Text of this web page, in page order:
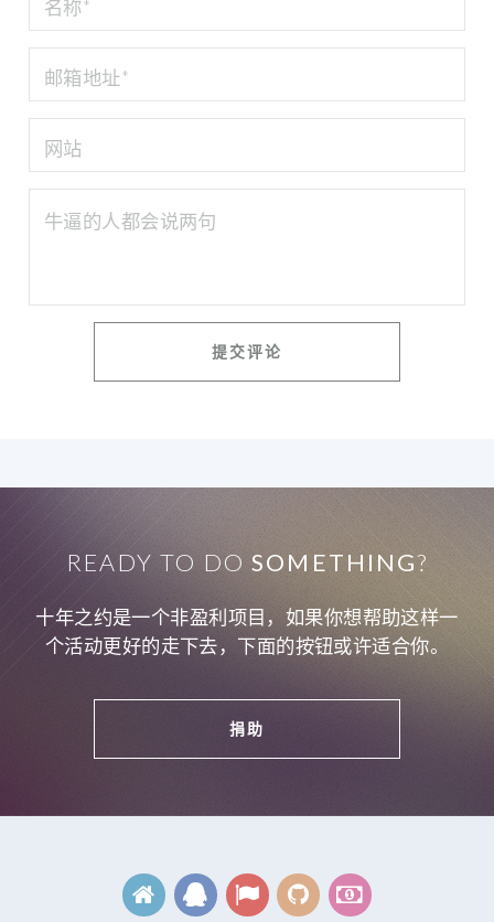
READY TO DOSOMETHING?
十年之约是一个非盈利项目，如果你想帮助这样一
个活动更好的走下去，下面的按钮或许适合你。
捐助